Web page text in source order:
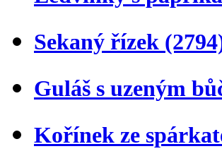
Sekaný řízek
Guláš s uzeným
Kořínek ze